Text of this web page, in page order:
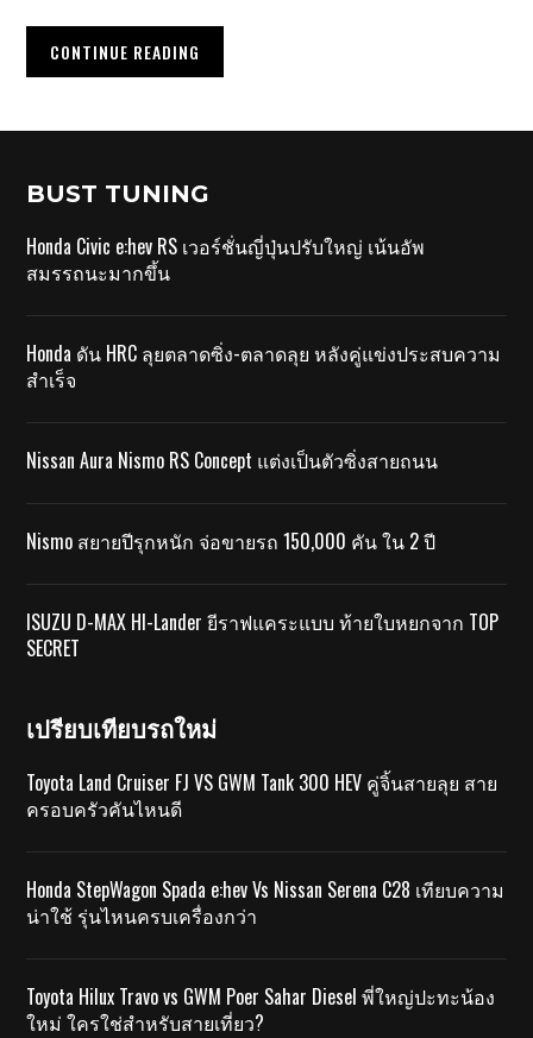
CONTINUE READING
BUST TUNING
Honda Civic e:hev RS เวอร์ชั่นญี่ปุ่นปรับใหญ่ เน้นอัพ
สมรรถนะมากขึ้น
Honda ดัน HRC ลุยตลาดซิ่ง-ตลาดลุย หลังคู่แข่งประสบความ
สำเร็จ
Nissan Aura Nismo RS Concept แต่งเป็นตัวซิ่งสายถนน
Nismo สยายปีรุกหนัก จ่อขายรถ 150,000 คัน ใน 2 ปี
ISUZU D-MAX HI-Lander ยีราฟแคระแบบ ท้ายใบหยกจาก TOP
SECRET
เปรียบเทียบรถใหม่
Toyota Land Cruiser FJ VS GWM Tank 300 HEV คู่จิ้นสายลุย สาย
ครอบครัวคันไหนดี
Honda StepWagon Spada e:hev Vs Nissan Serena C28 เทียบความ
น่าใช้ รุ่นไหนครบเครื่องกว่า
Toyota Hilux Travo vs GWM Poer Sahar Diesel พี่ใหญ่ปะทะน้อง
ใหม่ ใครใช่สำหรับสายเที่ยว?